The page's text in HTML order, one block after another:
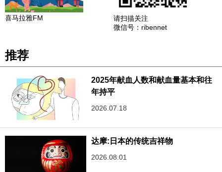
喜马拉雅FM
请扫描关注
微信号：ribennet
推荐
2025年献血人数和献血量基本和往
年持平
2026.07.18
达摩:日本的传统吉祥物
2026.08.01